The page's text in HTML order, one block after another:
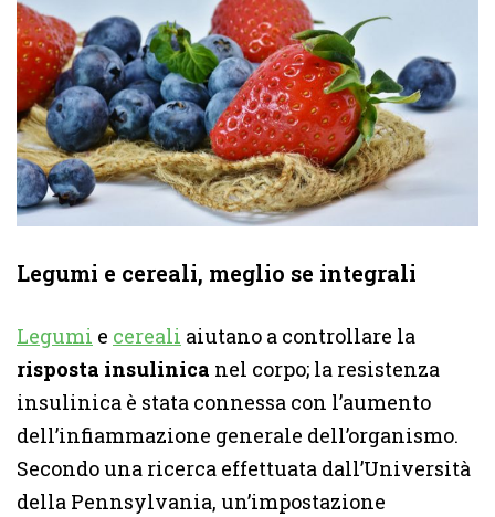
Legumi e cereali, meglio se integrali
Legumi e cereali aiutano a controllare la
risposta insulinica nel corpo; la resistenza
insulinica è stata connessa con l’aumento
dell’infiammazione generale dell’organismo.
Secondo una ricerca effettuata dall’Università
della Pennsylvania, un’impostazione